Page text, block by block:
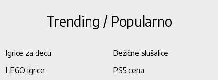
Trending / Popularno
Igrice za decu
Bežične slušalice
LEGO igrice
PS5 cena